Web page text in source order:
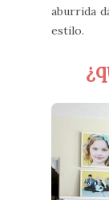
aburrida
estilo.